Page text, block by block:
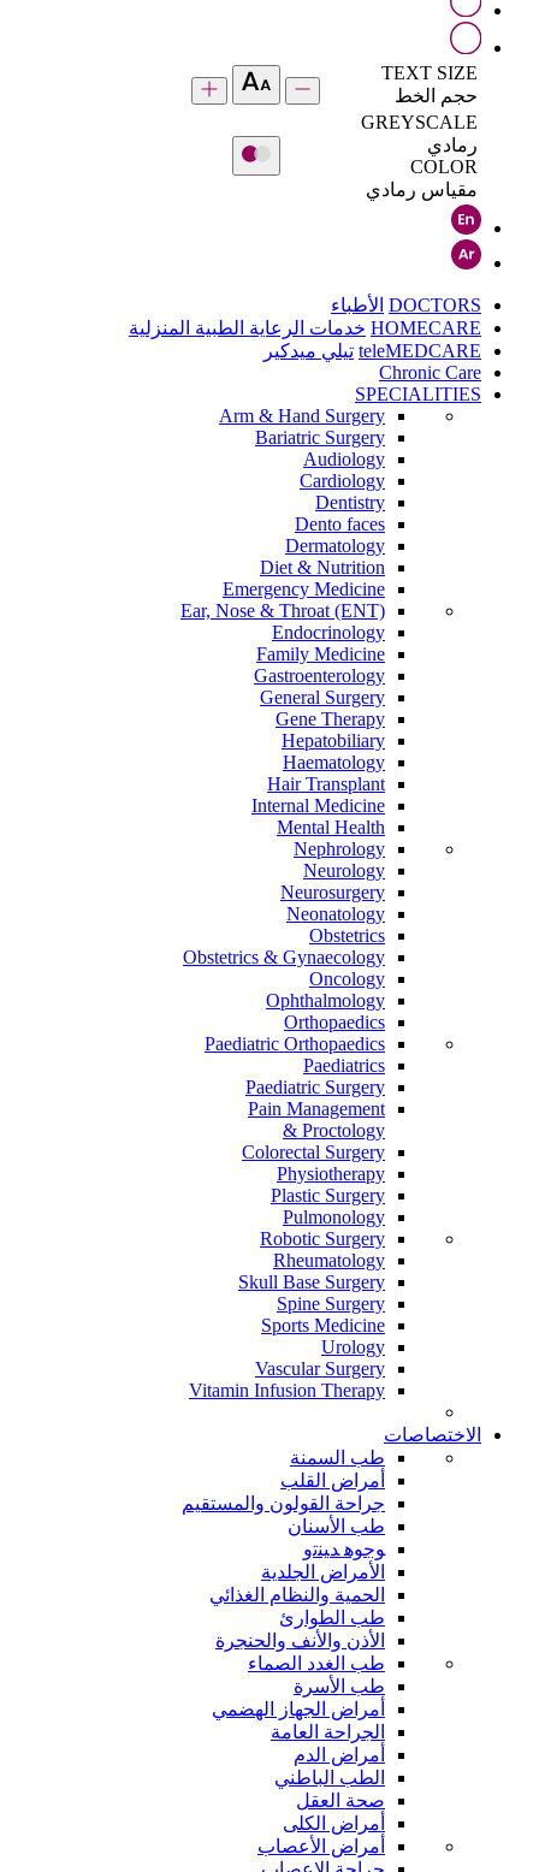
TEXT SIZE
حجم الخط
GREYSCALE
رمادي
COLOR
مقياس رمادي
DOCTORS الأطباء
HOMECARE خدمات الرعاية الطبية المنزلية
teleMEDCARE تيلي ميدكير
Chronic Care
SPECIALITIES
Arm & Hand Surgery
Bariatric Surgery
Audiology
Cardiology
Dentistry
Dento faces
Dermatology
Diet & Nutrition
Emergency Medicine
Ear, Nose & Throat (ENT)
Endocrinology
Family Medicine
Gastroenterology
General Surgery
Gene Therapy
Hepatobiliary
Haematology
Hair Transplant
Internal Medicine
Mental Health
Nephrology
Neurology
Neurosurgery
Neonatology
Obstetrics
Obstetrics & Gynaecology
Oncology
Ophthalmology
Orthopaedics
Paediatric Orthopaedics
Paediatrics
Paediatric Surgery
Pain Management
Proctology &
Colorectal Surgery
Physiotherapy
Plastic Surgery
Pulmonology
Robotic Surgery
Rheumatology
Skull Base Surgery
Spine Surgery
Sports Medicine
Urology
Vascular Surgery
Vitamin Infusion Therapy
الاختصاصات
طب السمنة
أمراض القلب
جراحة القولون والمستقيم
طب الأسنان
ﻮﺟﻮﻫ ﺪﻴﻨﺗﻭ
الأمراض الجلدية
الحمية والنظام الغذائي
طب الطوارئ
الأذن والأنف والحنجرة
طب الغدد الصماء
طب الأسرة
أمراض الجهاز الهضمي
الجراحة العامة
أمراض الدم
الطب الباطني
صحة العقل
أمراض الكلى
أمراض الأعصاب